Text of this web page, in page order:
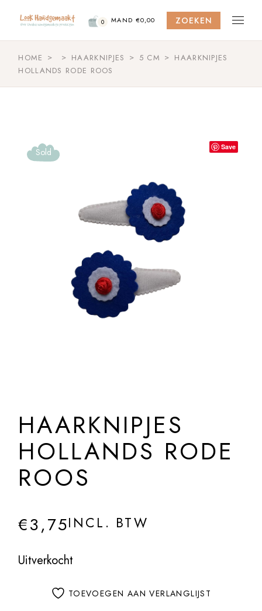
content
0 MAND €0,00 ZOEKEN
HOME HAARKNIPJES 5 CM
HAARKNIPJES
HOLLANDS RODE ROOS
Sold Save
HAARKNIPJES
HOLLANDS RODE
ROOS
€3,75INCL. BTW
Uitverkocht
TOEVOEGEN AAN VERLANGLIJST